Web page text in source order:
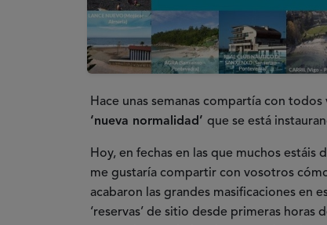
Hace unas semanas compartía con
‘nueva normalidad’ que se está
Hoy, en fechas en las que muchos
me gustaría compartir con vosotros cómo
acabaron las grandes masificaciones en
‘reservas’ de sitio desde primeras horas